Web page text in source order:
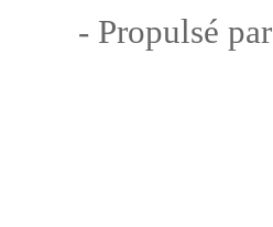
- Propulsé par